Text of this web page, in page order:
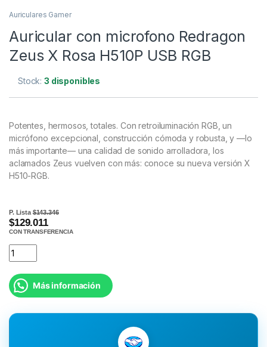
Auriculares Gamer
Auricular con microfono Redragon
Zeus X Rosa H510P USB RGB
Stock:3 disponibles
Potentes, hermosos, totales. Con retroiluminación RGB, un
micrófono excepcional, construcción cómoda y robusta, y —lo
más importante— una calidad de sonido arrolladora, los
aclamados Zeus vuelven con más: conoce su nueva versión X
H510-RGB.
P. Lista$143.346
$129.011
CON TRANSFERENCIA
Más información